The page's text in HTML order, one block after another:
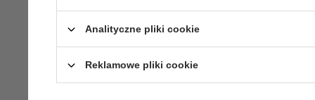
Analityczne pliki cookie
Reklamowe pliki cookie